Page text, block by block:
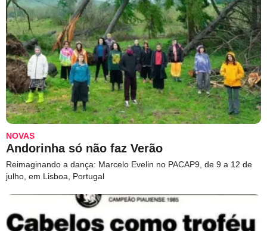
NOVAS
Andorinha só não faz Verão
Reimaginando a dança: Marcelo Evelin no PACAP9, de 9 a 12 de
julho, em Lisboa, Portugal